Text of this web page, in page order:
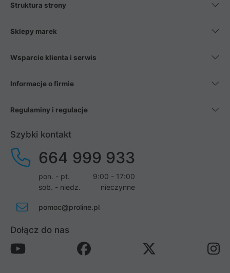
Struktura strony
Sklepy marek
Wsparcie klienta i serwis
Informacje o firmie
Regulaminy i regulacje
Szybki kontakt
664 999 933
pon. - pt.
9:00 - 17:00
sob. - niedz.
nieczynne
pomoc@proline.pl
Dołącz do nas